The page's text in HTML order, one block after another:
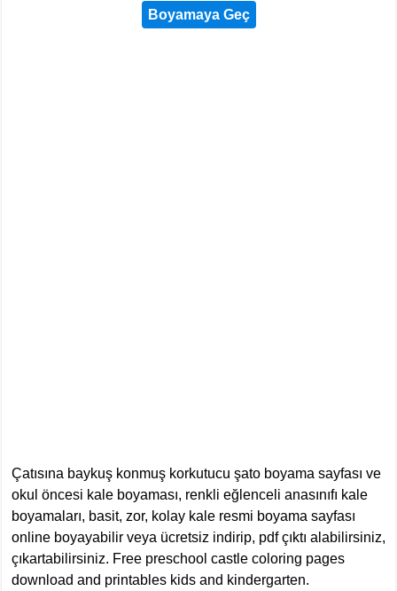
Çatısına baykuş konmuş korkutucu şato boyama sayfası ve
okul öncesi kale boyaması, renkli eğlenceli anasınıfı kale
boyamaları, basit, zor, kolay kale resmi boyama sayfası
online boyayabilir veya ücretsiz indirip, pdf çıktı alabilirsiniz,
çıkartabilirsiniz. Free preschool castle coloring pages
download and printables kids and kindergarten.